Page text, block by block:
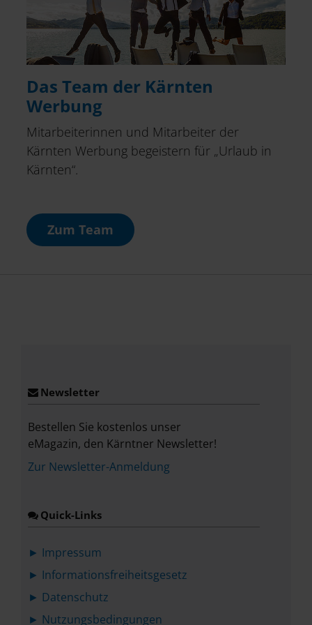
Das Team der Kärnten
Werbung
Mitarbeiterinnen und Mitarbeiter der
Kärnten Werbung begeistern für „Urlaub in
Kärnten“.
Zum Team
Newsletter
Bestellen Sie kostenlos unser
eMagazin, den Kärntner Newsletter!
Zur Newsletter-Anmeldung
Quick-Links
► Impressum
► Informationsfreiheitsgesetz
► Datenschutz
► Nutzungsbedingungen